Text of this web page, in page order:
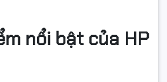
nổi bật của HP